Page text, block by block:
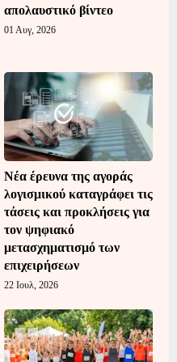
απολαυστικό βίντεο
01 Αυγ, 2026
Νέα έρευνα της αγοράς
λογισμικού καταγράφει τις
τάσεις και προκλήσεις για
τον ψηφιακό
μετασχηματισμό των
επιχειρήσεων
22 Ιουλ, 2026